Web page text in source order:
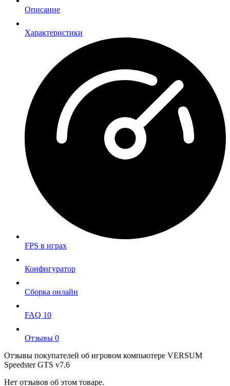
Описание
Характеристики
FPS в играх
Конфигуратор
Сборка онлайн
FAQ 10
Отзывы 0
Отзывы покупателей об игровом компьютере VERSUM
Speedster GTS v7.6
Нет отзывов об этом товаре.